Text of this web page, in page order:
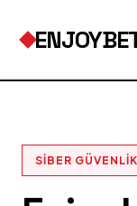
SIBER